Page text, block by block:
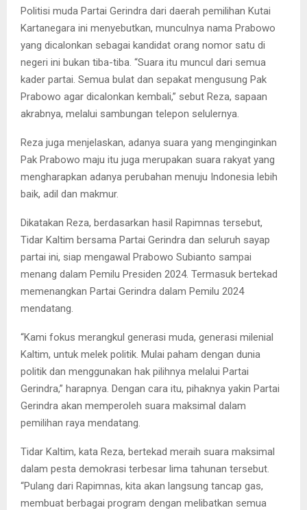
Politisi muda Partai Gerindra dari daerah pemilihan Kutai
Kartanegara ini menyebutkan, munculnya nama Prabowo
yang dicalonkan sebagai kandidat orang nomor satu di
negeri ini bukan tiba-tiba. “Suara itu muncul dari semua
kader partai. Semua bulat dan sepakat mengusung Pak
Prabowo agar dicalonkan kembali,” sebut Reza, sapaan
akrabnya, melalui sambungan telepon selulernya.
Reza juga menjelaskan, adanya suara yang menginginkan
Pak Prabowo maju itu juga merupakan suara rakyat yang
mengharapkan adanya perubahan menuju Indonesia lebih
baik, adil dan makmur.
Dikatakan Reza, berdasarkan hasil Rapimnas tersebut,
Tidar Kaltim bersama Partai Gerindra dan seluruh sayap
partai ini, siap mengawal Prabowo Subianto sampai
menang dalam Pemilu Presiden 2024. Termasuk bertekad
memenangkan Partai Gerindra dalam Pemilu 2024
mendatang.
“Kami fokus merangkul generasi muda, generasi milenial
Kaltim, untuk melek politik. Mulai paham dengan dunia
politik dan menggunakan hak pilihnya melalui Partai
Gerindra,” harapnya. Dengan cara itu, pihaknya yakin Partai
Gerindra akan memperoleh suara maksimal dalam
pemilihan raya mendatang.
Tidar Kaltim, kata Reza, bertekad meraih suara maksimal
dalam pesta demokrasi terbesar lima tahunan tersebut.
“Pulang dari Rapimnas, kita akan langsung tancap gas,
membuat berbagai program dengan melibatkan semua